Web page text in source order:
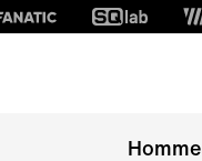
Homme